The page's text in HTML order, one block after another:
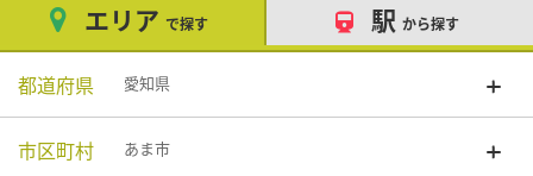
エリア で探す 駅 から探す
都道府県 愛知県
市区町村 あま市